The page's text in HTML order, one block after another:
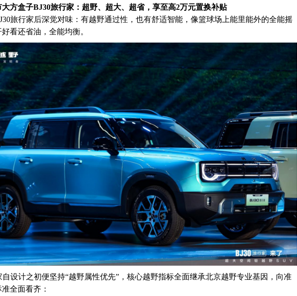
方盒子BJ30旅行家：超野、超大、超省， 享至高2万元置换补贴
旅行家后深觉对味：有越野通过性，也有舒适智能，像篮球场上能里能外的全能摇
看还省油，全能均衡。
自设计之初便坚持“越野属性优先”，核心越野指标全面继承北京越野专业基因，向准
全面看齐：